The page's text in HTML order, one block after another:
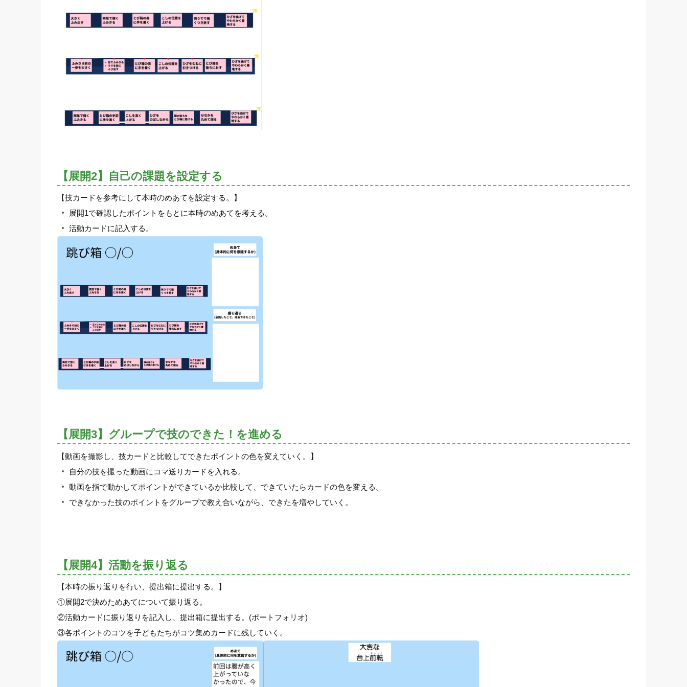
【展開2】自己の課題を設定する
【技カードを参考にして本時のめあてを設定する。】
展開1で確認したポイントをもとに本時のめあてを考える。
活動カードに記入する。
【展開3】グループで技のできた！を進める
【動画を撮影し、技カードと比較してできたポイントの色を変えていく。】
自分の技を撮った動画にコマ送りカードを入れる。
動画を指で動かしてポイントができているか比較して、できていたらカードの色を変える。
できなかった技のポイントをグループで教え合いながら、できたを増やしていく。
【展開4】活動を振り返る
【本時の振り返りを行い、提出箱に提出する。】
①展開2で決めためあてについて振り返る。
②活動カードに振り返りを記入し、提出箱に提出する。(ポートフォリオ)
③各ポイントのコツを子どもたちがコツ集めカードに残していく。